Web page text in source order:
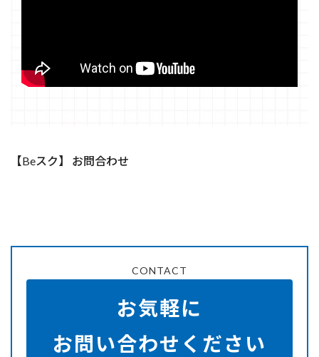
【Beスク】 お問合わせ
CONTACT
お気軽に
お問い合わせください